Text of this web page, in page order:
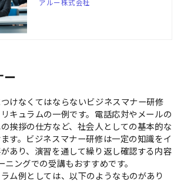
会人になったばかりの新入社員にオス
アルー株式会社
ー
けなくてはならないビジネスマナー研修
キュラムの一例です。電話応対やメールの
挨拶の仕方など、社会人としての基本的な
す。ビジネスマナー研修は一定の知識をイ
あり、演習を通して繰り返し確認する内容
ングでの受講もおすすめです。
ム例としては、以下のようなものがあり